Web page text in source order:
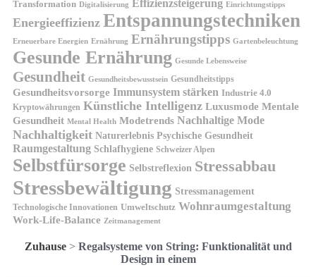
Transformation Digitalisierung Effizienzsteigerung Einrichtungstipps
Energieeffizienz Entspannungstechniken
Erneuerbare Energien Ernährung Ernährungstipps Gartenbeleuchtung
Gesunde Ernährung Gesunde Lebensweise
Gesundheit Gesundheitsbewusstsein Gesundheitstipps
Gesundheitsvorsorge Immunsystem stärken Industrie 4.0
Kryptowährungen Künstliche Intelligenz Luxusmode Mentale
Gesundheit Mental Health Modetrends Nachhaltige Mode
Nachhaltigkeit Naturerlebnis Psychische Gesundheit
Raumgestaltung Schlafhygiene Schweizer Alpen
Selbstfürsorge Selbstreflexion Stressabbau
Stressbewältigung Stressmanagement
Technologische Innovationen Umweltschutz Wohnraumgestaltung
Work-Life-Balance Zeitmanagement
Zuhause> Regalsysteme von String: Funktionalität und
Design in einem